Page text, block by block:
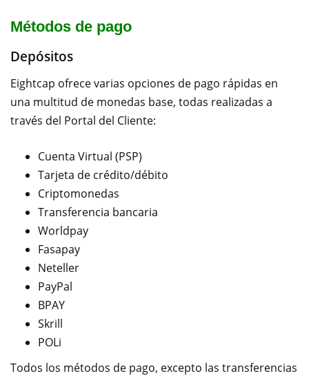
Métodos de pago
Depósitos
Eightcap ofrece varias opciones de pago rápidas en
una multitud de monedas base, todas realizadas a
través del Portal del Cliente:
Cuenta Virtual (PSP)
Tarjeta de crédito/débito
Criptomonedas
Transferencia bancaria
Worldpay
Fasapay
Neteller
PayPal
BPAY
Skrill
POLi
Todos los métodos de pago, excepto las transferencias